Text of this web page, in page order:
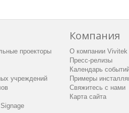
проекторы
учреждений
Компания
О компании Vivitek
Пресс-релизы
Календарь
Примеры
Свяжитесь с нами
Карта сайта